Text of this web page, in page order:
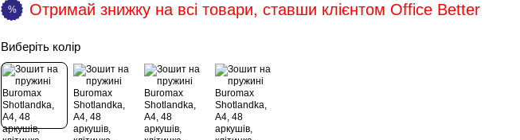
% Отримай знижку на всі товари, ставши клієнтом Office Better
Виберіть колір